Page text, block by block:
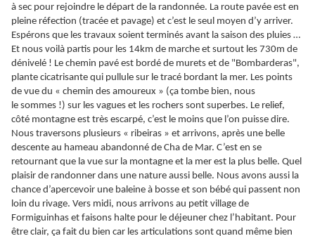
à sec pour rejoindre le départ de la randonnée. La route pavée est en
pleine réfection (tracée et pavage) et c’est le seul moyen d’y arriver.
Espérons que les travaux soient terminés avant la saison des pluies …
Et nous voilà partis pour les 14km de marche et surtout les 730m de
dénivelé ! Le chemin pavé est bordé de murets et de "Bombarderas",
plante cicatrisante qui pullule sur le tracé bordant la mer. Les points
de vue du « chemin des amoureux » (ça tombe bien, nous
le sommes !) sur les vagues et les rochers sont superbes. Le relief,
côté montagne est très escarpé, c’est le moins que l’on puisse dire.
Nous traversons plusieurs « ribeiras » et arrivons, après une belle
descente au hameau abandonné de Cha de Mar. C’est en se
retournant que la vue sur la montagne et la mer est la plus belle. Quel
plaisir de randonner dans une nature aussi belle. Nous avons aussi la
chance d’apercevoir une baleine à bosse et son bébé qui passent non
loin du rivage. Vers midi, nous arrivons au petit village de
Formiguinhas et faisons halte pour le déjeuner chez l’habitant. Pour
être clair, ça fait du bien car les articulations sont quand même bien